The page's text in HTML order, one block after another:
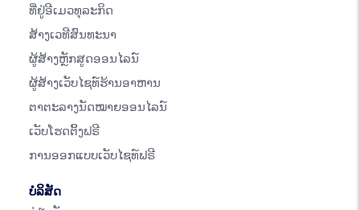
ທີ່ຢູ່ອີເມວທຸລະກິດ
ສ້າງເວທີສົນທະນາ
ຜູ້ສ້າງຫຼັກສູດອອນໄລນ໌
ຜູ້ສ້າງເວັບໄຊທ໌ຮ້ານອາຫານ
ຕາຕະລາງນັດໝາຍອອນໄລນ໌
ເວັບໂຮດຕິ້ງຟຣີ
ການອອກແບບເວັບໄຊທ໌ຟຣີ
ບໍລິສັດ